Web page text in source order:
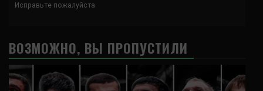
Исправьте пожалуйста
ВОЗМОЖНО, ВЫ ПРОПУСТИЛИ